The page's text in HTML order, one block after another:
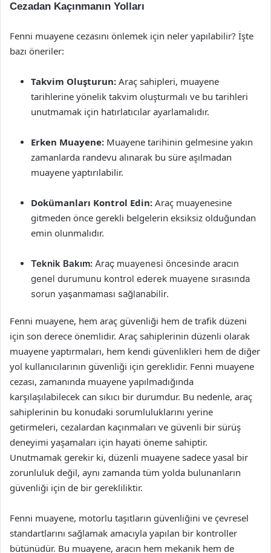
Cezadan Kaçınmanın Yolları
Fenni muayene cezasını önlemek için neler yapılabilir? İşte
bazı öneriler:
Takvim Oluşturun: Araç sahipleri, muayene
tarihlerine yönelik takvim oluşturmalı ve bu tarihleri
unutmamak için hatırlatıcılar ayarlamalıdır.
Erken Muayene: Muayene tarihinin gelmesine yakın
zamanlarda randevu alınarak bu süre aşılmadan
muayene yaptırılabilir.
Dokümanları Kontrol Edin: Araç muayenesine
gitmeden önce gerekli belgelerin eksiksiz olduğundan
emin olunmalıdır.
Teknik Bakım: Araç muayenesi öncesinde aracın
genel durumunu kontrol ederek muayene sırasında
sorun yaşanmaması sağlanabilir.
Fenni muayene, hem araç güvenliği hem de trafik düzeni
için son derece önemlidir. Araç sahiplerinin düzenli olarak
muayene yaptırmaları, hem kendi güvenlikleri hem de diğer
yol kullanıcılarının güvenliği için gereklidir. Fenni muayene
cezası, zamanında muayene yapılmadığında
karşılaşılabilecek can sıkıcı bir durumdur. Bu nedenle, araç
sahiplerinin bu konudaki sorumluluklarını yerine
getirmeleri, cezalardan kaçınmaları ve güvenli bir sürüş
deneyimi yaşamaları için hayati öneme sahiptir.
Unutmamak gerekir ki, düzenli muayene sadece yasal bir
zorunluluk değil, aynı zamanda tüm yolda bulunanların
güvenliği için de bir gerekliliktir.
Fenni muayene, motorlu taşıtların güvenliğini ve çevresel
standartlarını sağlamak amacıyla yapılan bir kontroller
bütünüdür. Bu muayene, aracın hem mekanik hem de